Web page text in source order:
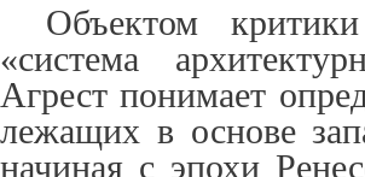
Объектом
«система
Агрест понимает
лежащих в основе
начиная с эпохи